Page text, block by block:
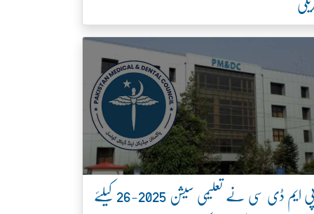
پی ایم ڈی سی نے تعلیمی سیشن 2025-26 کیلئے